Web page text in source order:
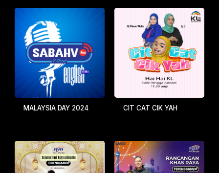
MALAYSIA DAY 2024 CIT CAT CIK YAH